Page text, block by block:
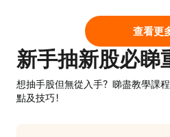
查看更
新手抽新股必睇
想抽手股但無從入手？睇盡教學課
點及技巧！